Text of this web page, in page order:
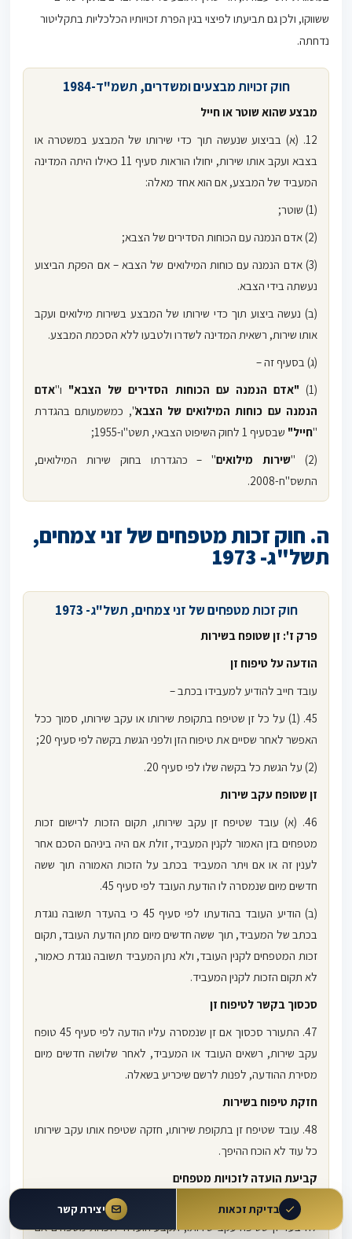
ששווקו, ולכן גם תביעתו לפיצוי בגין הפרת זכויותיו הכלכליות בתקליטור
נדחתה.
חוק זכויות מבצעים ומשדרים, תשמ"ד-1984
מבצע שהוא שוטר או חייל
12. (א) בביצוע שנעשה תוך כדי שירותו של המבצע במשטרה או
בצבא ועקב אותו שירות, יחולו הוראות סעיף 11 כאילו היתה המדינה
המעביד של המבצע, אם הוא אחד מאלה:
(1) שוטר;
(2) אדם הנמנה עם הכוחות הסדירים של הצבא;
(3) אדם הנמנה עם כוחות המילואים של הצבא – אם הפקת הביצוע
נעשתה בידי הצבא.
(ב) נעשה ביצוע תוך כדי שירותו של המבצע בשירות מילואים ועקב
אותו שירות, רשאית המדינה לשדרו ולטבעו ללא הסכמת המבצע.
(ג) בסעיף זה –
(1)
"אדם הנמנה עם הכוחות הסדירים של הצבא" ו"אדם
הנמנה עם כוחות המילואים של הצבא", כמשמעותם בהגדרת
"חייל" שבסעיף 1 לחוק השיפוט הצבאי, תשט"ו-1955;
(2) "
שירות מילואים" – כהגדרתו בחוק שירות המילואים,
התשס"ח-2008.
ה. חוק זכות מטפחים של זני צמחים,
תשל"ג- 1973
חוק זכות מטפחים של זני צמחים, תשל"ג- 1973
פרק ז': זן שטופח בשירות
הודעה על טיפוח זן
עובד חייב להודיע למעבידו בכתב –
45. (1) על כל זן שטיפח בתקופת שירותו או עקב שירותו, סמוך ככל
האפשר לאחר שסיים את טיפוח הזן ולפני הגשת בקשה לפי סעיף 20;
(2) על הגשת כל בקשה שלו לפי סעיף 20.
זן שטופח עקב שירות
46. (א) עובד שטיפח זן עקב שירותו, תקום הזכות לרישום זכות
מטפחים בזן האמור לקנין המעביד, זולת אם היה ביניהם הסכם אחר
לענין זה או אם ויתר המעביד בכתב על הזכות האמורה תוך ששה
חדשים מיום שנמסרה לו הודעת העובד לפי סעיף 45.
(ב) הודיע העובד בהודעתו לפי סעיף 45 כי בהעדר תשובה נוגדת
בכתב של המעביד, תוך ששה חדשים מיום מתן הודעת העובד, תקום
זכות המטפחים לקנין העובד, ולא נתן המעביד תשובה נוגדת כאמור,
לא תקום הזכות לקנין המעביד.
סכסוך בקשר לטיפוח זן
47. התעורר סכסוך אם זן שנמסרה עליו הודעה לפי סעיף 45 טופח
עקב שירות, רשאים העובד או המעביד, לאחר שלושה חדשים מיום
מסירת ההודעה, לפנות לרשם שיכריע בשאלה.
חזקת טיפוח בשירות
48. עובד שטיפח זן בתקופת שירותו, חזקה שטיפח אותו עקב שירותו
כל עוד לא הוכח ההיפך.
קביעת הועדה לזכויות מטפחים
49. (א) באין הסכם בין עובד למעבידו בדבר התמורה שהעובד זכאי
לה בעד זן שטיפח עקב שירותו, תקבע הועדה לזכויות מטפחים אם
יצירת קשר בדיקת זכאות